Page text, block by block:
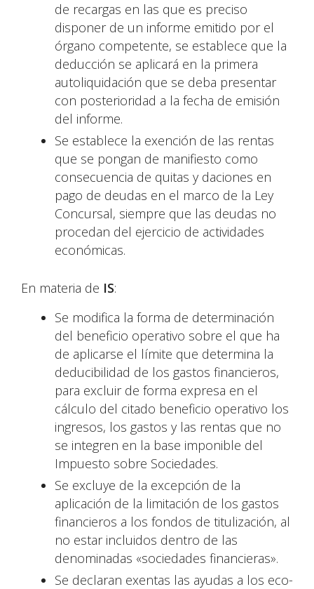
de recargas en las que es preciso
disponer de un informe emitido por el
órgano competente, se establece que la
deducción se aplicará en la primera
autoliquidación que se deba presentar
con posterioridad a la fecha de emisión
del informe.
Se establece la exención de las rentas
que se pongan de manifiesto como
consecuencia de quitas y daciones en
pago de deudas en el marco de la Ley
Concursal, siempre que las deudas no
procedan del ejercicio de actividades
económicas.
En materia de IS:
Se modifica la forma de determinación
del beneficio operativo sobre el que ha
de aplicarse el límite que determina la
deducibilidad de los gastos financieros,
para excluir de forma expresa en el
cálculo del citado beneficio operativo los
ingresos, los gastos y las rentas que no
se integren en la base imponible del
Impuesto sobre Sociedades.
Se excluye de la excepción de la
aplicación de la limitación de los gastos
financieros a los fondos de titulización, al
no estar incluidos dentro de las
denominadas «sociedades financieras».
Se declaran exentas las ayudas a los eco-